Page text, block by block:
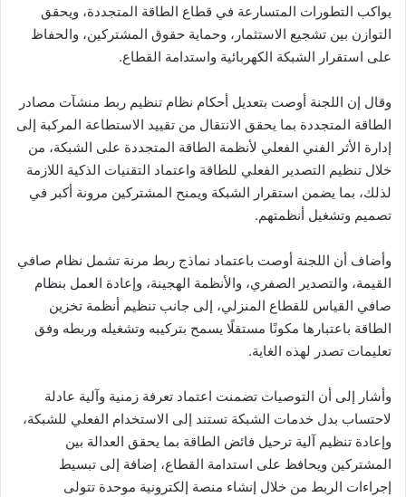
يواكب التطورات المتسارعة في قطاع الطاقة المتجددة، ويحقق
التوازن بين تشجيع الاستثمار، وحماية حقوق المشتركين، والحفاظ
على استقرار الشبكة الكهربائية واستدامة القطاع.
وقال إن اللجنة أوصت بتعديل أحكام نظام تنظيم ربط منشآت مصادر
الطاقة المتجددة بما يحقق الانتقال من تقييد الاستطاعة المركبة إلى
إدارة الأثر الفني الفعلي لأنظمة الطاقة المتجددة على الشبكة، من
خلال تنظيم التصدير الفعلي للطاقة واعتماد التقنيات الذكية اللازمة
لذلك، بما يضمن استقرار الشبكة ويمنح المشتركين مرونة أكبر في
تصميم وتشغيل أنظمتهم.
وأضاف أن اللجنة أوصت باعتماد نماذج ربط مرنة تشمل نظام صافي
القيمة، والتصدير الصفري، والأنظمة الهجينة، وإعادة العمل بنظام
صافي القياس للقطاع المنزلي، إلى جانب تنظيم أنظمة تخزين
الطاقة باعتبارها مكونًا مستقلًا يسمح بتركيبه وتشغيله وربطه وفق
تعليمات تصدر لهذه الغاية.
وأشار إلى أن التوصيات تضمنت اعتماد تعرفة زمنية وآلية عادلة
لاحتساب بدل خدمات الشبكة تستند إلى الاستخدام الفعلي للشبكة،
وإعادة تنظيم آلية ترحيل فائض الطاقة بما يحقق العدالة بين
المشتركين ويحافظ على استدامة القطاع، إضافة إلى تبسيط
إجراءات الربط من خلال إنشاء منصة إلكترونية موحدة تتولى